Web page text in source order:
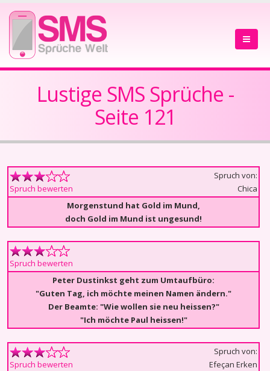
Lustige SMS Sprüche -
Seite 121
Spruch bewerten
Spruch von:
Chica
Morgenstund hat Gold im Mund,
doch Gold im Mund ist ungesund!
Spruch bewerten
Peter Dustinkst geht zum Umtaufbüro:
"Guten Tag, ich möchte meinen Namen ändern."
Der Beamte: "Wie wollen sie neu heissen?"
"Ich möchte Paul heissen!"
Spruch bewerten
Spruch von:
Efeçan Erken